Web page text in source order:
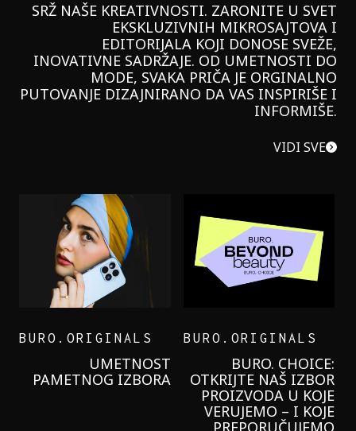
SRŽ NAŠE KREATIVNOSTI. ZARONITE U SVET
EKSKLUZIVNIH MIKROSAJTOVA I
EDITORIJALA KOJI DONOSE SVEŽE,
INOVATIVNE SADRŽAJE. OD UMETNOSTI DO
MODE, SVAKA PRIČA JE ORGINALNO
PUTOVANJE DIZAJNIRANO DA VAS INSPIRIŠE I
INFORMIŠE.
VIDI SVE
GARNIER KREMU I
NIKADA NIŠTA
LAGANIJE NISAM
KORISTILA